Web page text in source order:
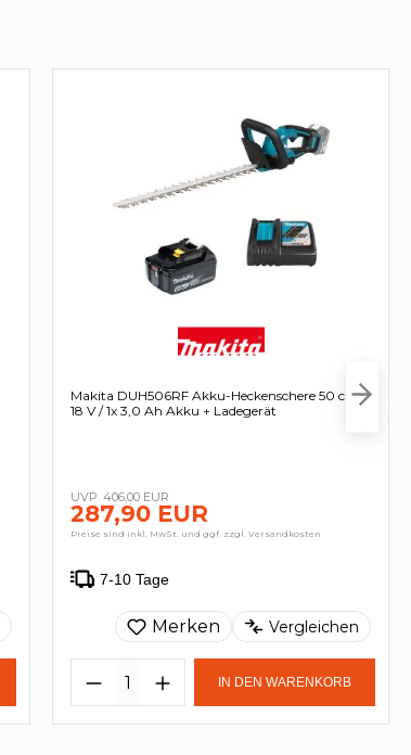
Makita DUH506RF Akku-Heckenschere 50 cm
18 V / 1x 3,0 Ah Akku + Ladegerät
406,00 EUR
287,90 EUR
Preise sind inkl. MwSt. und ggf. zzgl. Versandkosten
7-10 Tage
Merken Vergleichen
IN DEN WARENKORB